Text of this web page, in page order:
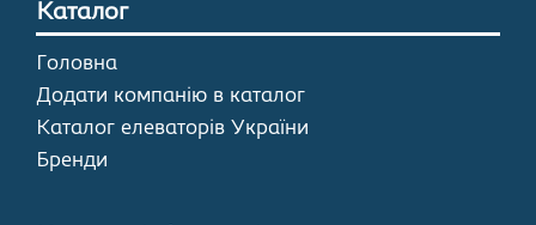
Каталог
Головна
Додати компанію в каталог
Каталог елеваторів України
Бренди